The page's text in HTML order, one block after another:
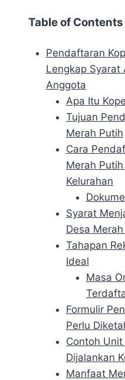
Table of Contents
Pendaftaran
Lengkap Syarat
Anggota
Apa Itu
Tujuan
Merah Putih
Cara
Merah
Kelurahan
Syarat
Desa
Tahapan
Ideal
Masa
Formulir
Perlu
Contoh
Dijalankan
Manfaat